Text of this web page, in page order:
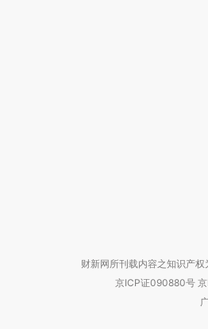
财新网所刊载内容之知识产
京ICP证090880号